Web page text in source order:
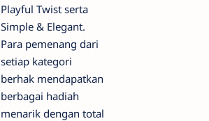
Playful Twist serta
Simple & Elegant.
Para pemenang dari
setiap kategori
berhak mendapatkan
berbagai hadiah
menarik dengan total